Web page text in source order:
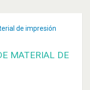
MATERIAL DE